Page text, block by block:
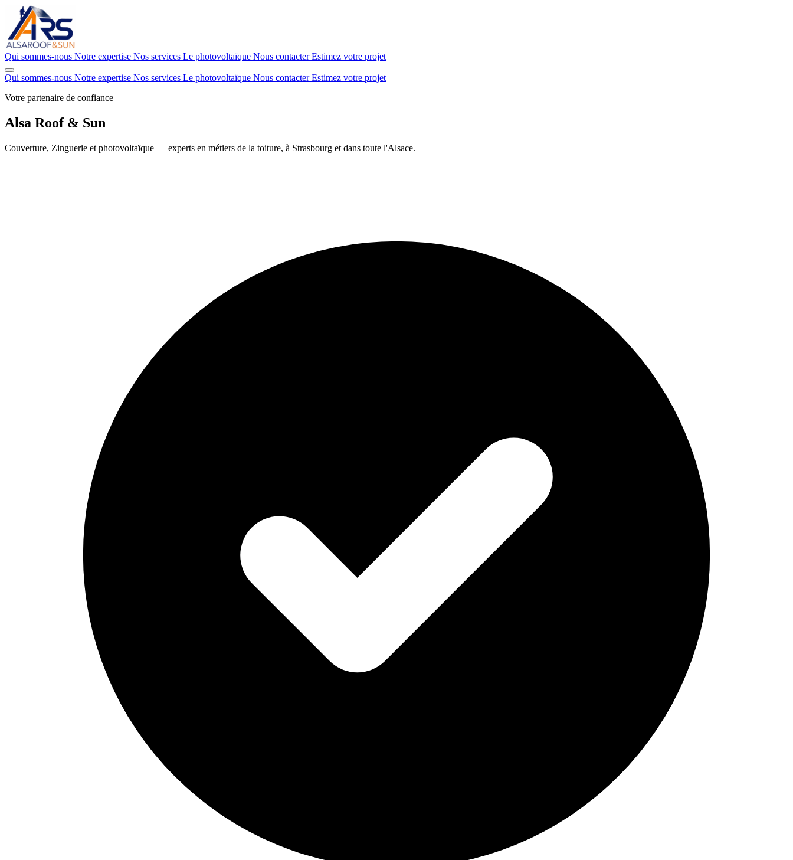
Qui sommes-nous Notre expertise Nos services Le photovoltaïque Nous contacterEstimez votre projet
Qui sommes-nous Notre expertise Nos services Le photovoltaïque Nous contacterEstimez votre projet
Votre partenaire de confiance
Alsa Roof & Sun
Couverture, Zinguerie et photovoltaïque — experts en métiers de la toiture, à Strasbourg et dans toute l'Alsace.